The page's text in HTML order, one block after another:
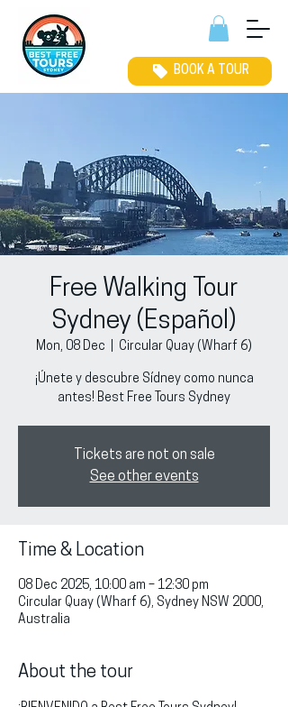
BOOK A TOUR
Free Walking Tour
Sydney (Español)
Mon, 08 Dec Circular Quay (Wharf 6)
¡Únete y descubre Sídney como nunca
antes! Best Free Tours Sydney
Tickets are not on sale
See other events
Time & Location
08 Dec 2025, 10:00 am – 12:30 pm
Circular Quay (Wharf 6), Sydney NSW 2000,
Australia
About the tour